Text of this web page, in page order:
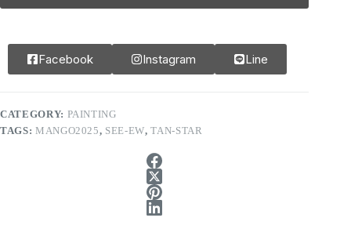
Facebook Instagram Line
CATEGORY: PAINTING
TAGS: MANGO2025, SEE-EW,TAN-STAR